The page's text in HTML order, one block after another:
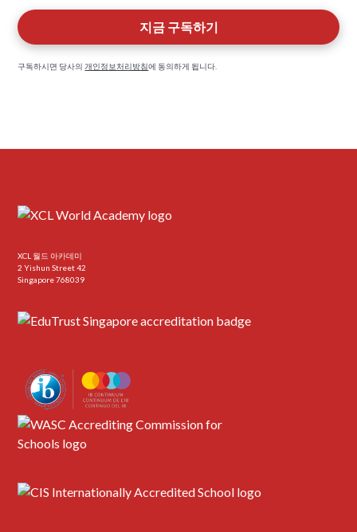
구독하시면 당사의 개인정보처리방침에 동의하게 됩니다.
XCL 월드 아카데미
2 Yishun Street 42
Singapore 768039